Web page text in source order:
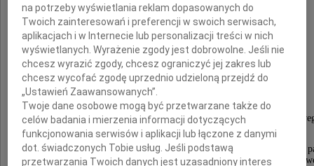
Tadeusza Wnuka
Człowieka wyjątkowej pracowitości i skromności,
serdecznego Przyjaciela.
Był wybitnym działaczem samorządowym i administracji
Pełnił obowiązki Wojewody Katowickiego i Prezydenta
na potrzeby wyświetlania reklam dopasowanych do
Twoich zainteresowań i preferencji w swoich serwisach,
aplikacjach i w Internecie lub personalizacji treści w nich
wyświetlanych. Wyrażenie zgody jest dobrowolne. Jeśli nie
chcesz wyrazić zgody, chcesz ograniczyć jej zakres lub
chcesz wycofać zgodę uprzednio udzieloną przejdź do
„Ustawień Zaawansowanych”.
Twoje dane osobowe mogą być przetwarzane także do
celów badania i mierzenia informacji dotyczących
funkcjonowania serwisów i aplikacji lub łączone z danymi
dot. świadczonych Tobie usług. Jeśli podstawą
przetwarzania Twoich danych jest uzasadniony interes